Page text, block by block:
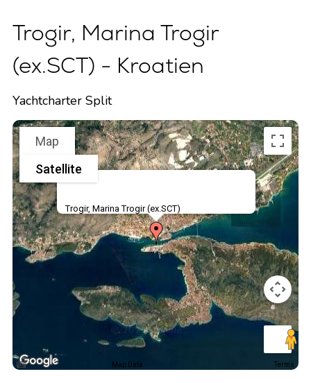
Trogir, Marina Trogir
(ex.SCT) - Kroatien
Yachtcharter Split
Trogir, Marina Trogir (ex.SCT)
Map
Satellite
Map Data Terms